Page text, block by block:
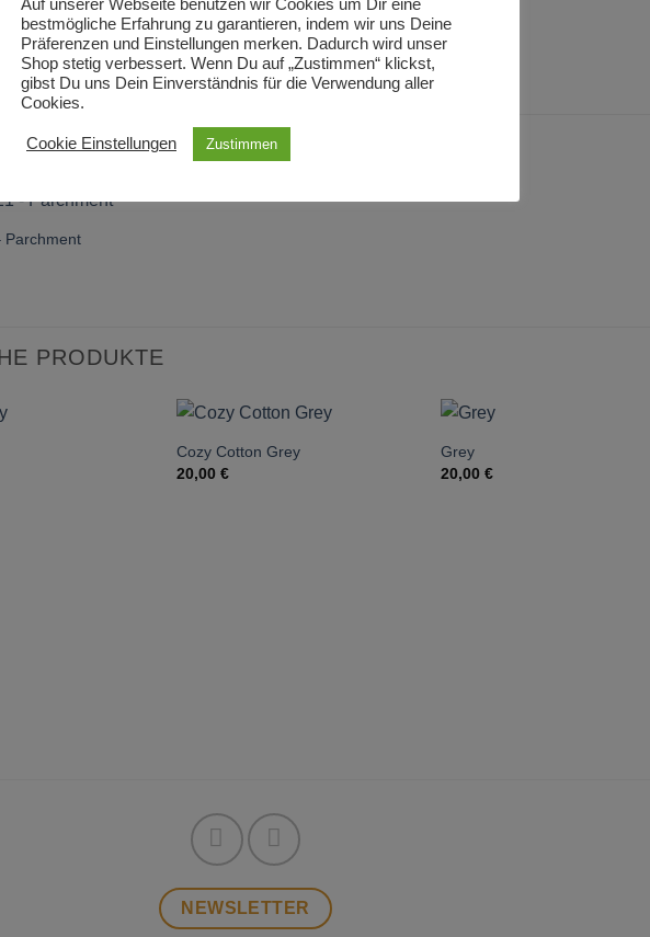
DIR AUCH GEFALLEN …
Parchment
PRODUKTE
Cozy Cotton Grey
20,00 €
Grey
20,00€
NEWSLETTER
Auf unserer Webseite benutzen wir Cookies um Dir eine
bestmögliche Erfahrung zu garantieren, indem wir uns Deine
Präferenzen und Einstellungen merken. Dadurch wird unser
Shop stetig verbessert. Wenn Du auf „Zustimmen“ klickst,
gibst Du uns Dein Einverständnis für die Verwendung aller
Cookies.
Cookie Einstellungen Zustimmen